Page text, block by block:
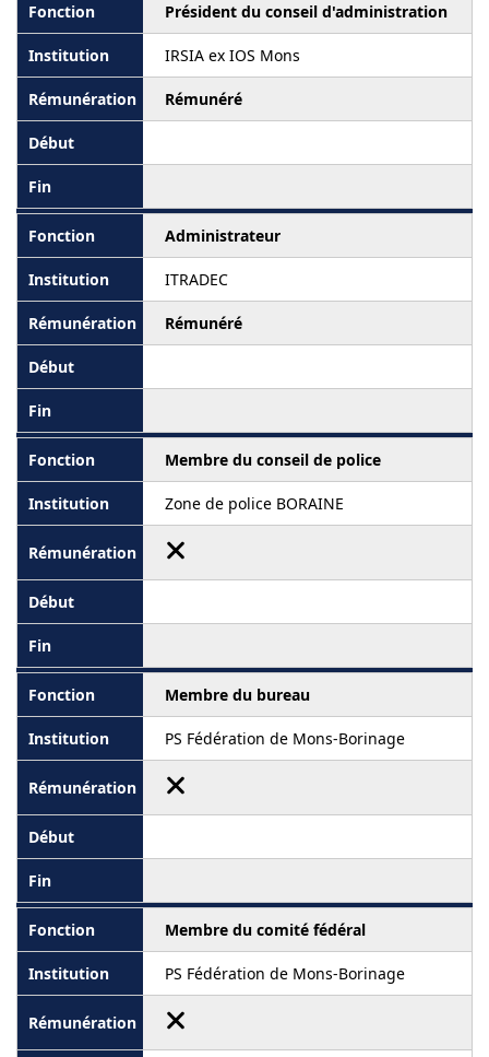
Président du conseil d'administration
IRSIA ex IOS Mons
Rémunéré
Administrateur
ITRADEC
Rémunéré
Membre du conseil de police
Zone de police BORAINE
Membre du bureau
PS Fédération de Mons-Borinage
Membre du comité fédéral
PS Fédération de Mons-Borinage